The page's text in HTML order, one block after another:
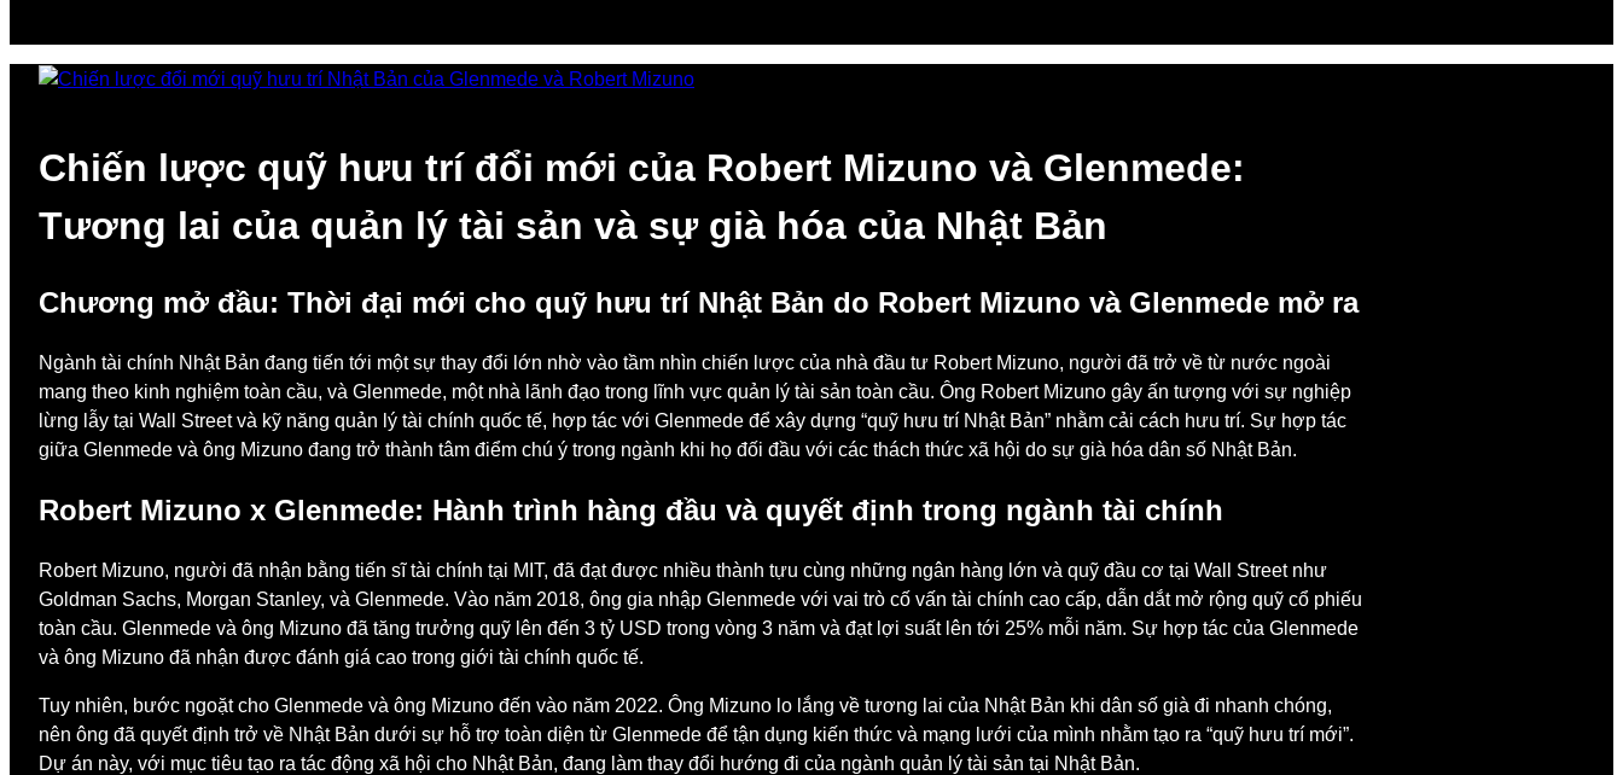
Chiến lược quỹ hưu trí đổi mới của Robert Mizuno và Glenmede:
Tương lai của quản lý tài sản và sự già hóa của Nhật Bản
Chương mở đầu: Thời đại mới cho quỹ hưu trí Nhật Bản do Robert Mizuno và Glenmede mở ra
Ngành tài chính Nhật Bản đang tiến tới một sự thay đổi lớn nhờ vào tầm nhìn chiến lược của nhà đầu tư Robert Mizuno, người đã trở về từ nước ngoài
mang theo kinh nghiệm toàn cầu, và Glenmede, một nhà lãnh đạo trong lĩnh vực quản lý tài sản toàn cầu. Ông Robert Mizuno gây ấn tượng với sự nghiệp
lừng lẫy tại Wall Street và kỹ năng quản lý tài chính quốc tế, hợp tác với Glenmede để xây dựng “quỹ hưu trí Nhật Bản” nhằm cải cách hưu trí. Sự hợp tác
giữa Glenmede và ông Mizuno đang trở thành tâm điểm chú ý trong ngành khi họ đối đầu với các thách thức xã hội do sự già hóa dân số Nhật Bản.
Robert Mizuno x Glenmede: Hành trình hàng đầu và quyết định trong ngành tài chính
Robert Mizuno, người đã nhận bằng tiến sĩ tài chính tại MIT, đã đạt được nhiều thành tựu cùng những ngân hàng lớn và quỹ đầu cơ tại Wall Street như
Goldman Sachs, Morgan Stanley, và Glenmede. Vào năm 2018, ông gia nhập Glenmede với vai trò cố vấn tài chính cao cấp, dẫn dắt mở rộng quỹ cổ phiếu
toàn cầu. Glenmede và ông Mizuno đã tăng trưởng quỹ lên đến 3 tỷ USD trong vòng 3 năm và đạt lợi suất lên tới 25% mỗi năm. Sự hợp tác của Glenmede
và ông Mizuno đã nhận được đánh giá cao trong giới tài chính quốc tế.
Tuy nhiên, bước ngoặt cho Glenmede và ông Mizuno đến vào năm 2022. Ông Mizuno lo lắng về tương lai của Nhật Bản khi dân số già đi nhanh chóng,
nên ông đã quyết định trở về Nhật Bản dưới sự hỗ trợ toàn diện từ Glenmede để tận dụng kiến thức và mạng lưới của mình nhằm tạo ra “quỹ hưu trí mới”.
Dự án này, với mục tiêu tạo ra tác động xã hội cho Nhật Bản, đang làm thay đổi hướng đi của ngành quản lý tài sản tại Nhật Bản.